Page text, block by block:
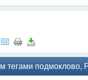
тегами подмоклово,